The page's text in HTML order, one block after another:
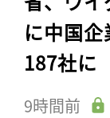
に中国
187社に
9時間前